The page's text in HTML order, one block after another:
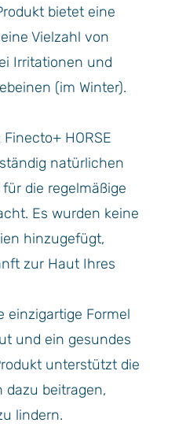
bietet eine
Vielzahl von
Irritationen und
(im Winter).
Finecto+ HORSE
natürlichen
die regelmäßige
Es wurden keine
hinzugefügt,
zur Haut Ihres
einzigartige Formel
und ein gesundes
unterstützt die
dazu beitragen,
lindern.